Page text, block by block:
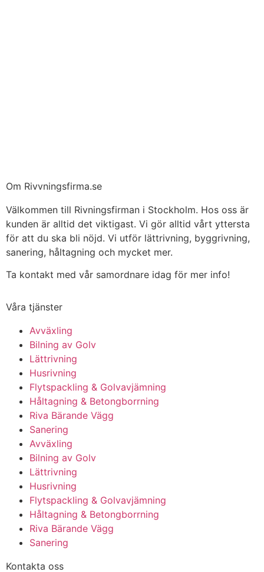
Om Rivvningsfirma.se
Välkommen till Rivningsfirman i Stockholm. Hos oss är
kunden är alltid det viktigast. Vi gör alltid vårt yttersta
för att du ska bli nöjd. Vi utför lättrivning, byggrivning,
sanering, håltagning och mycket mer.
Ta kontakt med vår samordnare idag för mer info!
Våra tjänster
Avväxling
Bilning av Golv
Lättrivning
Husrivning
Flytspackling & Golvavjämning
Håltagning & Betongborrning
Riva Bärande Vägg
Sanering
Avväxling
Bilning av Golv
Lättrivning
Husrivning
Flytspackling & Golvavjämning
Håltagning & Betongborrning
Riva Bärande Vägg
Sanering
Kontakta oss